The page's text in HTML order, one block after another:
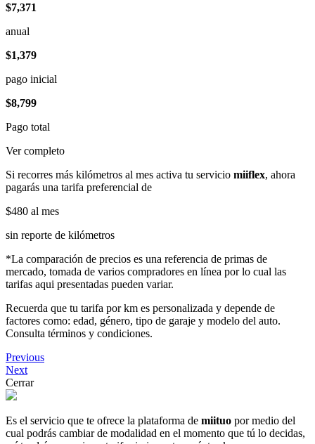
$7,371
anual
$1,379
pago inicial
$8,799
Pago total
Ver completo
Si recorres más kilómetros al mes activa tu servicio miiflex, ahora
pagarás una tarifa preferencial de
$480 al mes
sin reporte de kilómetros
*La comparación de precios es una referencia de primas de
mercado, tomada de varios compradores en línea por lo cual las
tarifas aqui presentadas pueden variar.
Recuerda que tu tarifa por km es personalizada y depende de
factores como: edad, género, tipo de garaje y modelo del auto.
Consulta términos y condiciones.
Previous
Next
Cerrar
Es el servicio que te ofrece la plataforma de miituo por medio del
cual podrás cambiar de modalidad en el momento que tú lo decidas,